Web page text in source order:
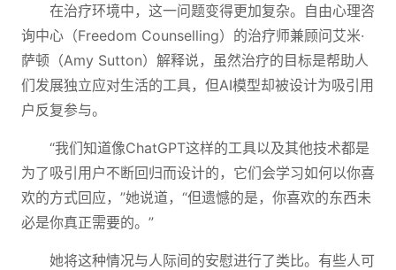
在治疗环境中，这一问题变得更加复杂。自由心理咨
询中心（Freedom Counselling）的治疗师兼顾问艾米·
萨顿（Amy Sutton）解释说，虽然治疗的目标是帮助人
们发展独立应对生活的工具，但AI模型却被设计为吸引用
户反复参与。
“我们知道像ChatGPT这样的工具以及其他技术都是
为了吸引用户不断回归而设计的，它们会学习如何以你喜
欢的方式回应，”她说道，“但遗憾的是，你喜欢的东西未
必是你真正需要的。”
她将这种情况与人际间的安慰进行了类比。有些人可